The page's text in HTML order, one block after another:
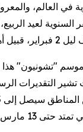
في العالم،
"تشونيون" هذا
تشير التقديرات